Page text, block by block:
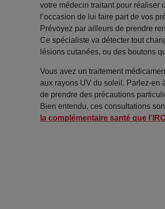
votre médecin traitant pour réaliser
l’occasion de lui faire part de vos
Prévoyez par ailleurs de prendre
Ce spécialiste va détecter tout
lésions cutanées, ou des boutons
Vous avez un traitement
aux rayons UV du soleil. Parlez-en
de prendre des précautions
Bien entendu, ces consultations
la complémentaire santé que